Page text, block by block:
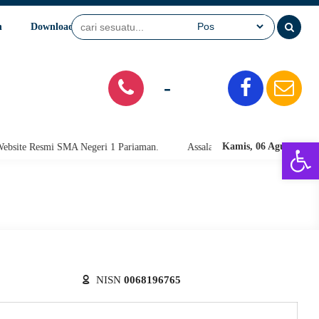
Download Video
-
Kamis, 06 Agu 2026
Resmi SMA Negeri 1 Pariaman. Assalamu'alaikum warahmatullahi
NISN 0068196765